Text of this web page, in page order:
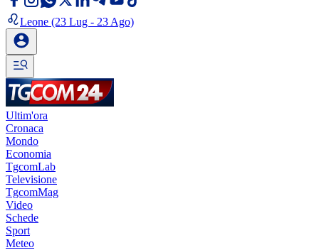
Leone (23 Lug - 23 Ago)
Ultim'ora
Cronaca
Mondo
Economia
TgcomLab
Televisione
TgcomMag
Video
Schede
Sport
Meteo